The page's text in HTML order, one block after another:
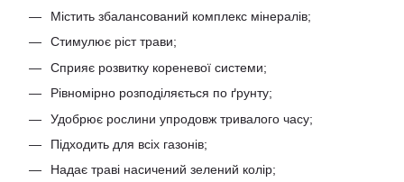
Містить збалансований комплекс мінералів;
Стимулює ріст трави;
Сприяє розвитку кореневої системи;
Рівномірно розподіляється по ґрунту;
Удобрює рослини упродовж тривалого часу;
Підходить для всіх газонів;
Надає траві насичений зелений колір;